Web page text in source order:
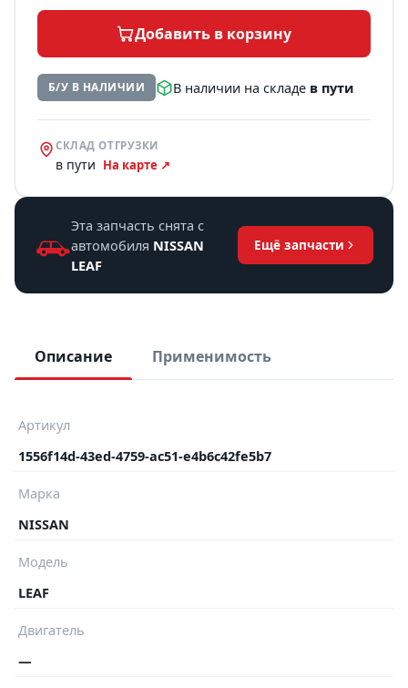
Добавить в корзину
Б/У В НАЛИЧИИ В наличии на складе в пути
СКЛАД ОТГРУЗКИ
в пути На карте ↗
Эта запчасть снята с
автомобиля NISSAN
LEAF
Ещё запчасти
Описание Применимость
Артикул
1556f14d-43ed-4759-ac51-e4b6c42fe5b7
Марка
NISSAN
Модель
LEAF
Двигатель
—